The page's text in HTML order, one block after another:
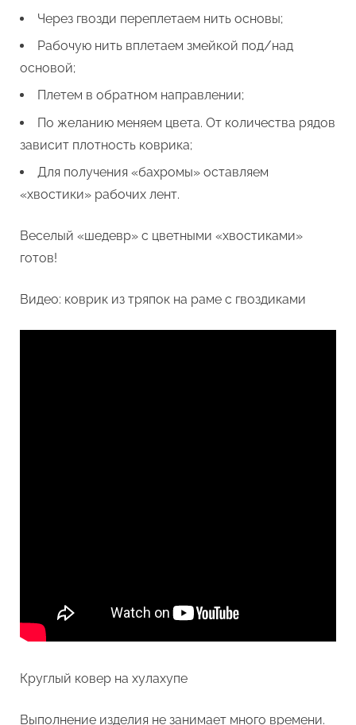
Через гвозди переплетаем нить основы;
Рабочую нить вплетаем змейкой под/над
основой;
Плетем в обратном направлении;
По желанию меняем цвета. От количества рядов
зависит плотность коврика;
Для получения «бахромы» оставляем
«хвостики» рабочих лент.
Веселый «шедевр» с цветными «хвостиками»
готов!
Видео: коврик из тряпок на раме с гвоздиками
Круглый ковер на хулахупе
Выполнение изделия не занимает много времени.